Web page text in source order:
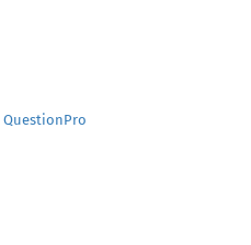
QuestionPro